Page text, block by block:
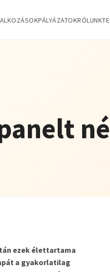
PÁLYÁZATOKRÓLUNK
ezek élettartama
a gyakorlatilag